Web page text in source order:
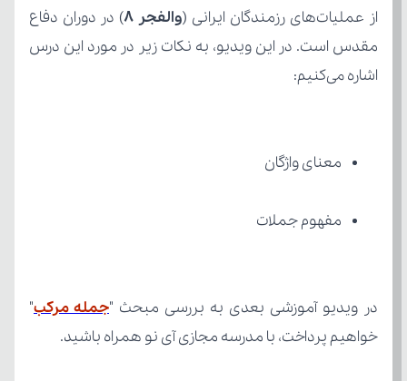
از عملیات‌های رزمندگان ایرانی (والفجر 8
اشاره می‌کنیم:
معنای واژگان
مفهوم جملات
در ویدیو آموزشی بعدی به بررسی مبحث "جمله مرکب
خواهیم پرداخت، با مدرسه مجازی آی نو همراه باشید.